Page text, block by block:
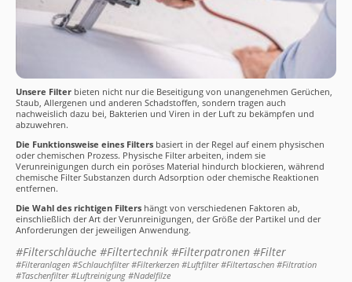
Unsere Filter bieten nicht nur die Beseitigung von unangenehmen Gerüchen,
Staub, Allergenen und anderen Schadstoffen, sondern tragen auch
nachweislich dazu bei, Bakterien und Viren in der Luft zu bekämpfen und
abzuwehren.
Die Funktionsweise eines Filters basiert in der Regel auf einem physischen
oder chemischen Prozess. Physische Filter arbeiten, indem sie
Verunreinigungen durch ein poröses Material hindurch blockieren, während
chemische Filter Substanzen durch Adsorption oder chemische Reaktionen
entfernen.
Die Wahl des richtigen Filters hängt von verschiedenen Faktoren ab,
einschließlich der Art der Verunreinigungen, der Größe der Partikel und der
Anforderungen der jeweiligen Anwendung.
#Filterschläuche #Filtertechnik #Filterpatronen #Filter
#Filteranlagen #Schlauchfilter #Filterkerzen #Luftfilter #Filtertaschen #Filtration
#Taschenfilter #Luftreinigung #Nadelfilze